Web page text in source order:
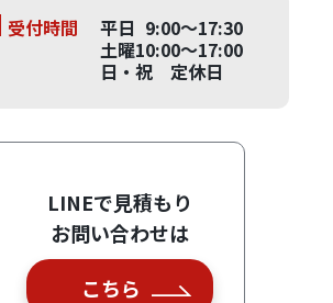
受付時間
平日 9:00～17:30
土曜10:00～17:00
日・祝 定休日
LINEで見積もり
お問い合わせは
こちら